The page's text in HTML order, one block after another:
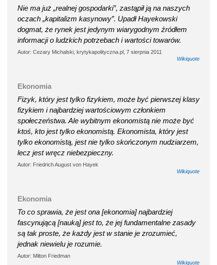
Nie ma już „realnej gospodarki”, zastąpił ją na naszych
oczach „kapitalizm kasynowy”. Upadł Hayekowski
dogmat, że rynek jest jedynym wiarygodnym źródłem
informacji o ludzkich potrzebach i wartości towarów.
Autor: Cezary Michalski, krytykapolityczna.pl, 7 sierpnia 2011
Wikiquote
Ekonomia
Fizyk, który jest tylko fizykiem, może być pierwszej klasy
fizykiem i najbardziej wartościowym członkiem
społeczeństwa. Ale wybitnym ekonomistą nie może być
ktoś, kto jest tylko ekonomistą. Ekonomista, który jest
tylko ekonomistą, jest nie tylko skończonym nudziarzem,
lecz jest wręcz niebezpieczny.
Autor: Friedrich August von Hayek
Wikiquote
Ekonomia
To co sprawia, że jest ona [ekonomia] najbardziej
fascynującą [nauką] jest to, że jej fundamentalne zasady
są tak proste, że każdy jest w stanie je zrozumieć,
jednak niewielu je rozumie.
Autor: Milton Friedman
Wikiquote